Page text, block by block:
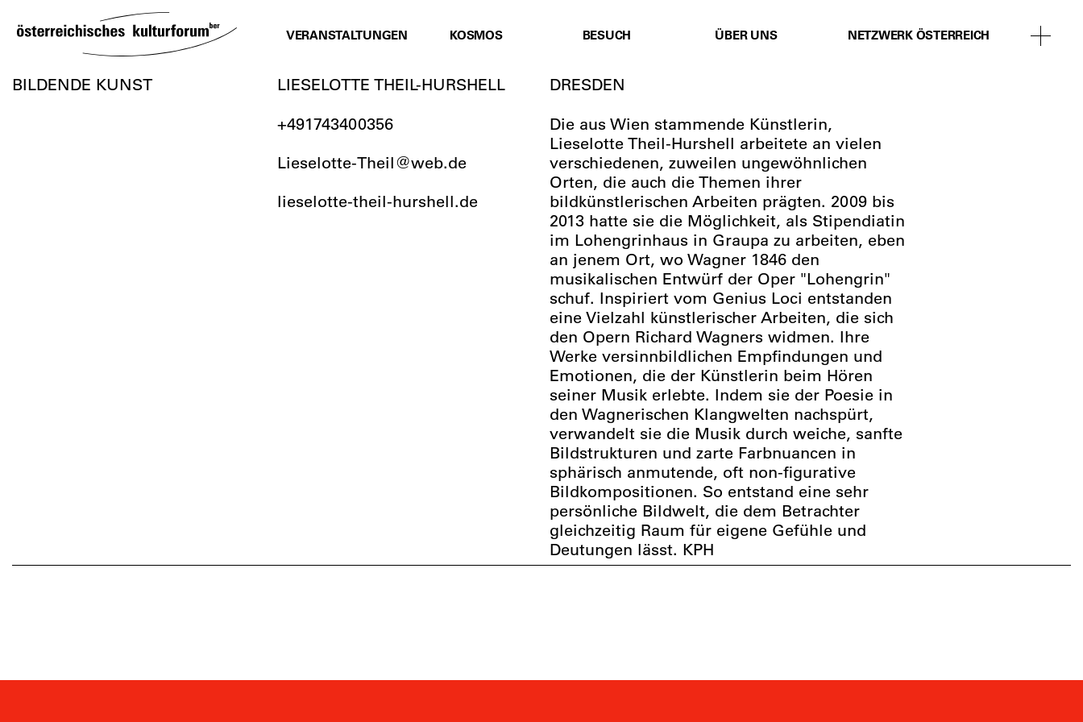
TO
CONTENT
VERANSTALTUNGEN KOSMOS BESUCH ÜBER UNS NETZWERK ÖSTERREICH
BILDENDE KUNST LIESELOTTE THEIL-HURSHELL
DRESDEN
+491743400356
Lieselotte-Theil@web.de
lieselotte-theil-hurshell.de
Die aus Wien stammende Künstlerin,
Lieselotte Theil-Hurshell arbeitete an vielen
verschiedenen, zuweilen ungewöhnlichen
Orten, die auch die Themen ihrer
bildkünstlerischen Arbeiten prägten. 2009 bis
2013 hatte sie die Möglichkeit, als Stipendiatin
im Lohengrinhaus in Graupa zu arbeiten, eben
an jenem Ort, wo Wagner 1846 den
musikalischen Entwürf der Oper "Lohengrin"
schuf. Inspiriert vom Genius Loci entstanden
eine Vielzahl künstlerischer Arbeiten, die sich
den Opern Richard Wagners widmen. Ihre
Werke versinnbildlichen Empfindungen und
Emotionen, die der Künstlerin beim Hören
seiner Musik erlebte. Indem sie der Poesie in
den Wagnerischen Klangwelten nachspürt,
verwandelt sie die Musik durch weiche, sanfte
Bildstrukturen und zarte Farbnuancen in
sphärisch anmutende, oft non-figurative
Bildkompositionen. So entstand eine sehr
persönliche Bildwelt, die dem Betrachter
gleichzeitig Raum für eigene Gefühle und
Deutungen lässt. KPH